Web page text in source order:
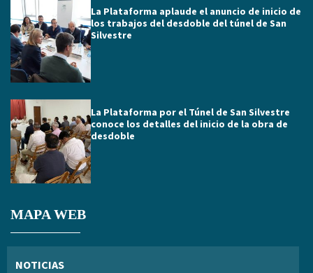
La Plataforma aplaude el anuncio de inicio de
los trabajos del desdoble del túnel de San
Silvestre
La Plataforma por el Túnel de San Silvestre
conoce los detalles del inicio de la obra de
desdoble
MAPA WEB
NOTICIAS